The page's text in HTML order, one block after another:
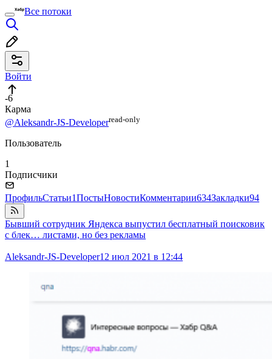
Все потоки
Войти
-6
Карма
@Aleksandr-JS-Developerread⁠-⁠only
Пользователь
1
Подписчики
ПрофильСтатьи1ПостыНовостиКомментарии634Закладки94
Бывший сотрудник Яндекса выпустил бесплатный поисковик
с блек… листами, но без рекламы
Aleksandr-JS-Developer12 июл 2021 в 12:44